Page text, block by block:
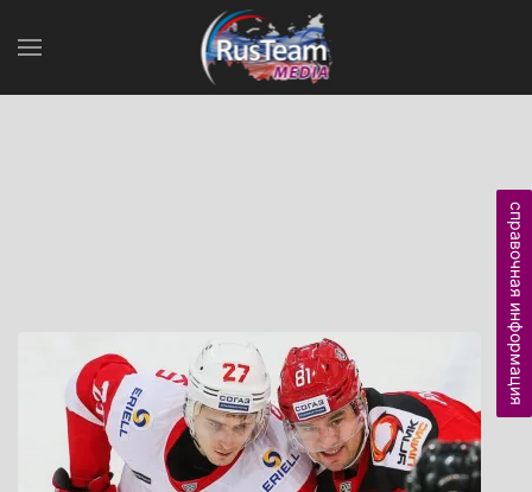
справочная информация